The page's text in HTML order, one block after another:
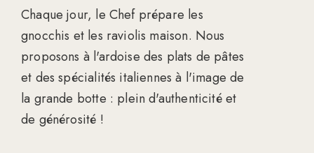
Chaque jour, le Chef prépare les
gnocchis et les raviolis maison. Nous
proposons à l'ardoise des plats de pâtes
et des spécialités italiennes à l'image de
la grande botte : plein d'authenticité et
de générosité !